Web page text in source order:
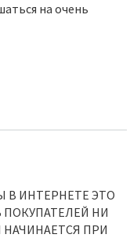
на очень
В ИНТЕРНЕТЕ ЭТО
НИ
ПРИ